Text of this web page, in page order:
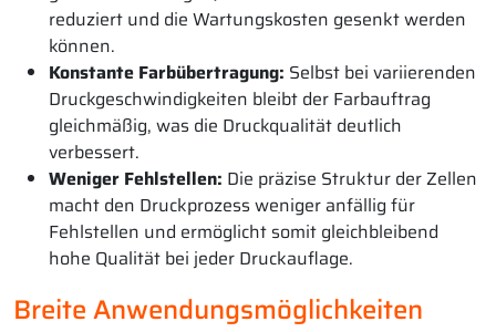
reduziert und die Wartungskosten gesenkt werden
können.
Konstante Farbübertragung: Selbst bei variierenden
Druckgeschwindigkeiten bleibt der Farbauftrag
gleichmäßig, was die Druckqualität deutlich
verbessert.
Weniger Fehlstellen: Die präzise Struktur der Zellen
macht den Druckprozess weniger anfällig für
Fehlstellen und ermöglicht somit gleichbleibend
hohe Qualität bei jeder Druckauflage.
Breite Anwendungsmöglichkeiten